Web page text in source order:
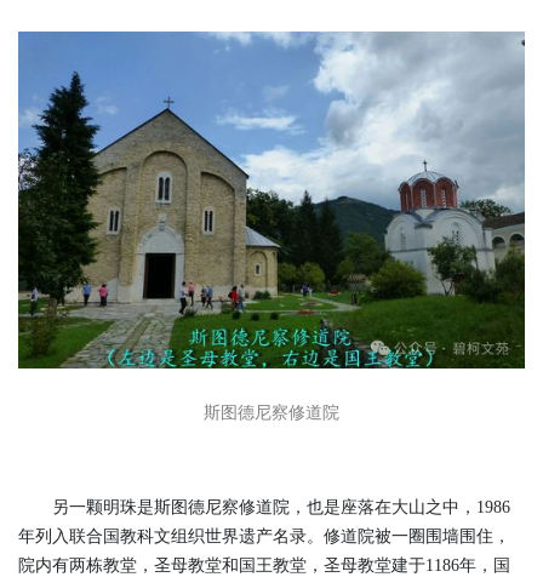
斯图德尼察修道院
另一颗明珠是斯图德尼察修道院，也是座落在大山之中，1986
年列入联合国教科文组织世界遗产名录。修道院被一圈围墙围住，
院内有两栋教堂，圣母教堂和国王教堂，圣母教堂建于1186年，国